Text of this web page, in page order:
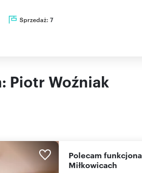
Sprzedaż: 7
Piotr Woźniak
Polecam funkcjonalne 52 m² mieszkanie na parterze w
Miłkowicach